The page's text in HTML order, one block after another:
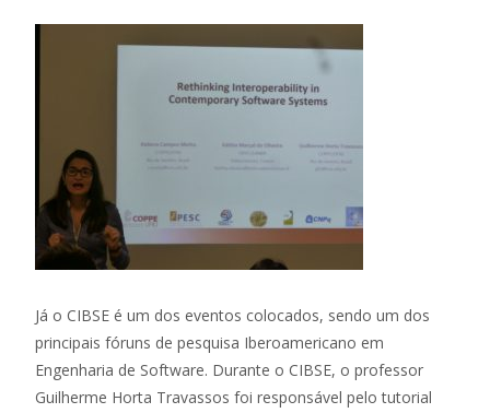
Já o CIBSE é um dos eventos colocados, sendo um dos
principais fóruns de pesquisa Iberoamericano em
Engenharia de Software. Durante o CIBSE, o professor
Guilherme Horta Travassos foi responsável pelo tutorial